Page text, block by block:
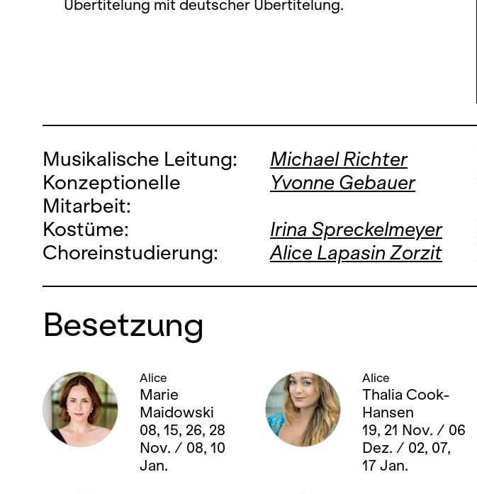
Übertitelung mit deutscher Übertitelung.
Musikalische Leitung: Michael Richter
Konzeptionelle
Mitarbeit:
Yvonne Gebauer
Kostüme: Irina Spreckelmeyer
Choreinstudierung:
Alice Lapasin Zorzit
Besetzung
Alice
Marie
Maidowski
08, 15, 26, 28
Nov. / 08, 10
Jan.
Alice
Thalia Cook-
Hansen
19, 21 Nov. / 06
Dez. / 02, 07,
17 Jan.